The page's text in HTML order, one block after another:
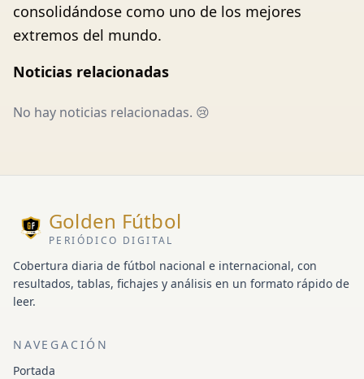
consolidándose como uno de los mejores
extremos del mundo.
Noticias relacionadas
No hay noticias relacionadas. 😢
Golden Fútbol
PERIÓDICO DIGITAL
Cobertura diaria de fútbol nacional e internacional, con
resultados, tablas, fichajes y análisis en un formato rápido de
leer.
NAVEGACIÓN
Portada